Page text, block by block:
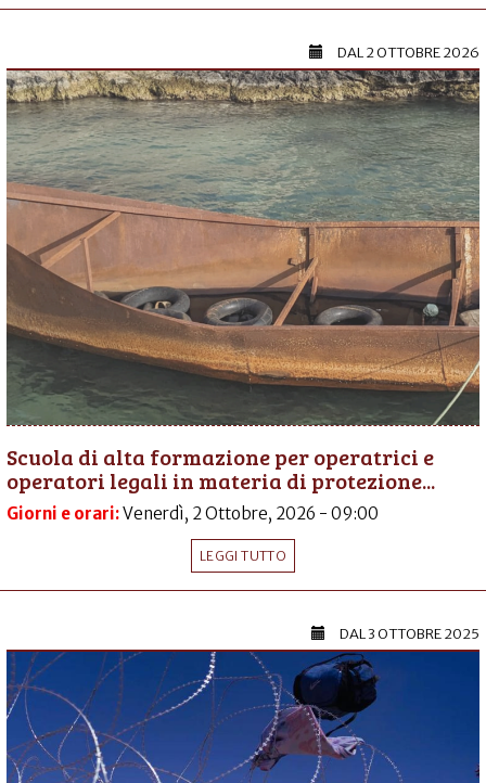
DAL2 OTTOBRE 2026
Scuola di alta formazione per operatrici e
operatori legali in materia di protezione...
Giorni e orari:Venerdì, 2 Ottobre, 2026 - 09:00
LEGGI TUTTO
DAL3 OTTOBRE 2025